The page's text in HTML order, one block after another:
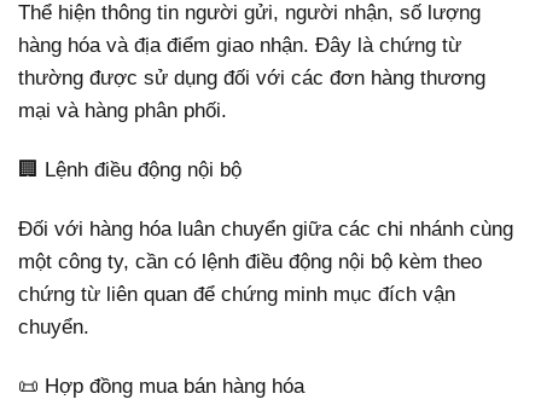
Thể hiện thông tin người gửi, người nhận, số lượng
hàng hóa và địa điểm giao nhận. Đây là chứng từ
thường được sử dụng đối với các đơn hàng thương
mại và hàng phân phối.
🏢 Lệnh điều động nội bộ
Đối với hàng hóa luân chuyển giữa các chi nhánh cùng
một công ty, cần có lệnh điều động nội bộ kèm theo
chứng từ liên quan để chứng minh mục đích vận
chuyển.
📜 Hợp đồng mua bán hàng hóa